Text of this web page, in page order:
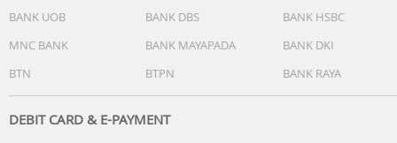
Golfing Features
Outdoor Recreation
Swimming Features
Kid Activity Tracking Features
BANK UOB
BANK DBS
BANK HSBC
MNC BANK
BANK MAYAPADA
BANK DKI
BTN
BTPN BANK RAYA
DEBIT CARD & E-PAYMENT